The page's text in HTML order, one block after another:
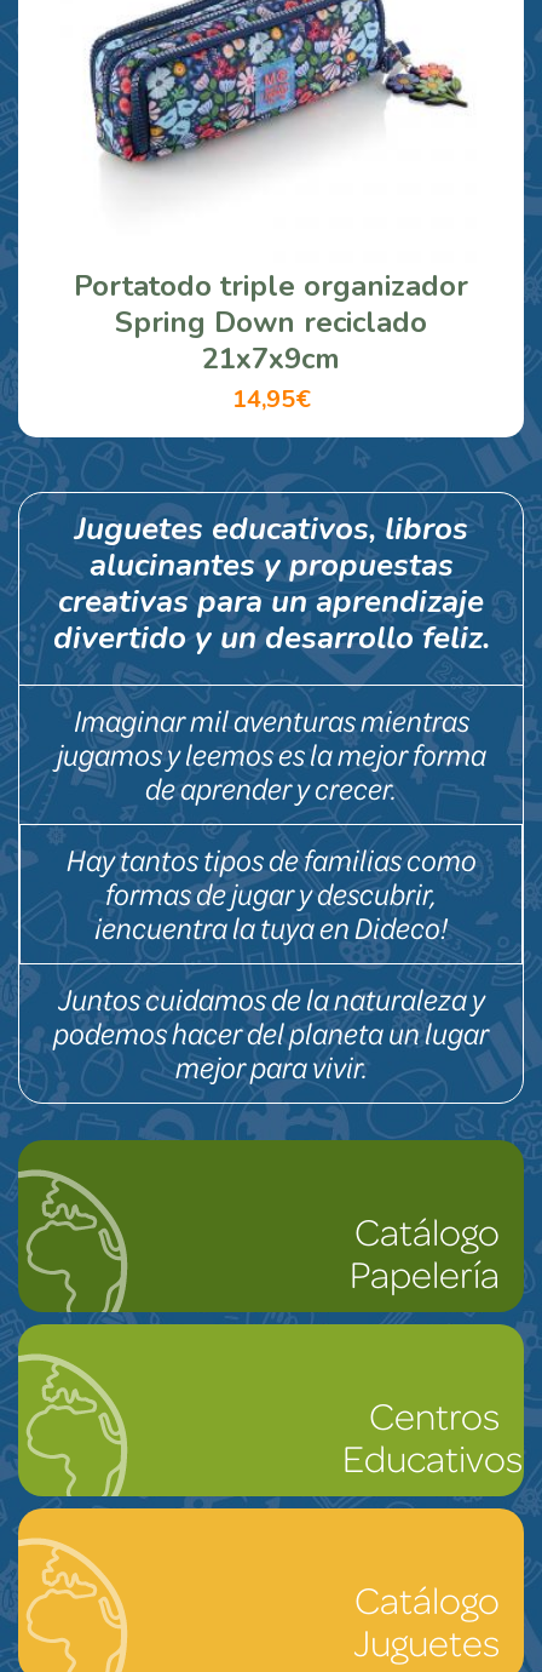
Portatodo triple organizador
Spring Down reciclado
21x7x9cm
14,95€
Juguetes educativos, libros
alucinantes y propuestas
creativas para un aprendizaje
divertido y un desarrollo feliz.
Imaginar mil aventuras mientras
jugamos y leemos es la mejor forma
de aprender y crecer.
Hay tantos tipos de familias como
formas de jugar y descubrir,
¡encuentra la tuya en Dideco!
Juntos cuidamos de la naturaleza y
podemos hacer del planeta un lugar
mejor para vivir.
Catálogo
Papelería
Centros
Educativos
Catálogo
Juguetes